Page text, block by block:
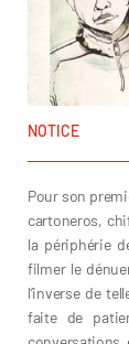
NOTICE
Pour son
cartoneros,
la périphérie
filmer le
l’inverse de
faite de